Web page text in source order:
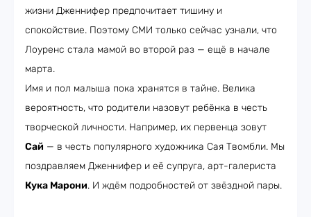
жизни Дженнифер предпочитает тишину и
спокойствие. Поэтому СМИ только сейчас узнали, что
Лоуренс стала мамой во второй раз — ещё в начале
марта.
Имя и пол малыша пока хранятся в тайне. Велика
вероятность, что родители назовут ребёнка в честь
творческой личности. Например, их первенца зовут
Сай — в честь популярного художника Сая Твомбли. Мы
поздравляем Дженнифер и её супруга, арт-галериста
Кука Марони. И ждём подробностей от звёздной пары.